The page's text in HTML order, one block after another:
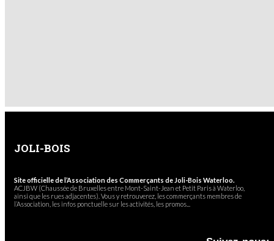
JOLI-BOIS
Site officielle de l’Association des Commerçants de Joli-Bois Waterloo.
ACJBW (Chaussée de Bruxelles entre Mont-Saint-Jean et Petit Paris à Waterloo,
ainsi que les rues adjacentes). Vous y retrouverez, les commerçants membres de
l’Association, les infos ponctuelle sur les activités, les promos...